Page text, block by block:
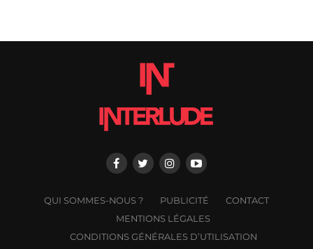
QUI SOMMES-NOUS ? PUBLICITÉ
CONTACT
MENTIONS LÉGALES
CONDITIONS GÉNÉRALES D’UTILISATION